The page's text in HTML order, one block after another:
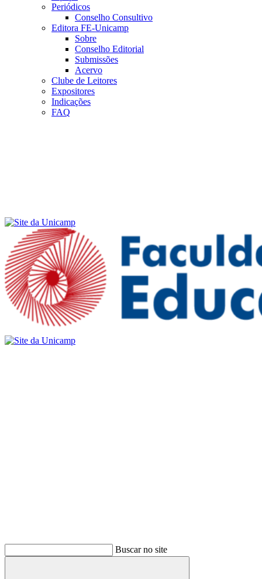
Periódicos
Conselho Consultivo
Editora FE-Unicamp
Sobre
Conselho Editorial
Submissões
Acervo
Clube de Leitores
Expositores
Indicações
FAQ
Buscar no site